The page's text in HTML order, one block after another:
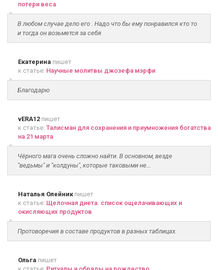
потери веса
В любом случае дело его . Надо что бы ему понравился кто то
и тогда он возьмется за себя
Екатерина пишет
к статье: Научные молитвы джозефа мэрфи
Благодарю
vERA12 пишет
к статье: Талисман для сохранения и приумножения богатства
на 21 марта
Чёрного мага очень сложно найти. В основном, везде
"ведьмы" и "колдуны", которые таковыми не...
Наталья Олейникпишет
к статье: Щелочная диета. список ощелачивающих и
окисляющих продуктов
Протоворечия в составе продуктов в разных таблицах.
Ольга пишет